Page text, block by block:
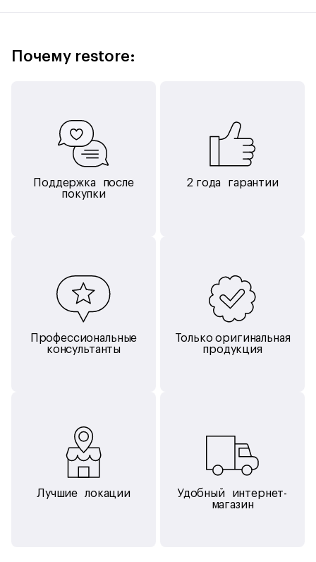
Умный инструмент для искусства. И не только
с поддержкой Apple Pencil, которые позволяют делать
пометки и писать комментарии на разных документах. Это
такой удобный и универсальный инструмент, что вам
Почему restore:
Поддержка после
покупки
2 года гарантии
Профессиональные
консультанты
Только оригинальная
продукция
Лучшие локации
Удобный интернет-
магазин